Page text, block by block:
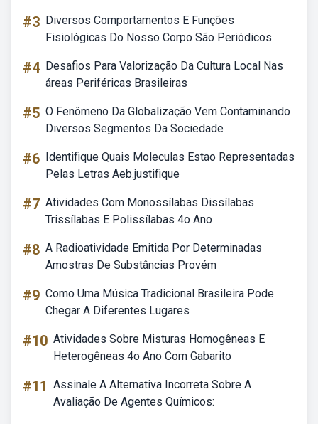
#3 Diversos Comportamentos E Funções
Fisiológicas Do Nosso Corpo São Periódicos
#4 Desafios Para Valorização Da Cultura Local Nas
áreas Periféricas Brasileiras
#5 O Fenômeno Da Globalização Vem Contaminando
Diversos Segmentos Da Sociedade
#6 Identifique Quais Moleculas Estao Representadas
Pelas Letras Aeb.justifique
#7 Atividades Com Monossílabas Dissílabas
Trissílabas E Polissílabas 4o Ano
#8 A Radioatividade Emitida Por Determinadas
Amostras De Substâncias Provém
#9 Como Uma Música Tradicional Brasileira Pode
Chegar A Diferentes Lugares
#10 Atividades Sobre Misturas Homogêneas E
Heterogêneas 4o Ano Com Gabarito
#11 Assinale A Alternativa Incorreta Sobre A
Avaliação De Agentes Químicos: